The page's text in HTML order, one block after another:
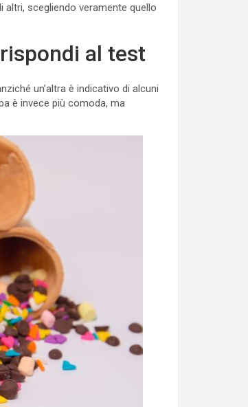
scegliendo veramente quello
al test
un’altra è indicativo di alcuni
è invece più comoda, ma